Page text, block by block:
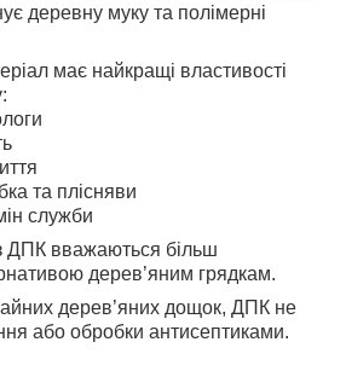
деревну муку та полімерні
має найкращі властивості
та плісняви
служби
ДПК вважаються більш
дерев’яним грядкам.
дерев’яних дощок, ДПК не
або обробки антисептиками.